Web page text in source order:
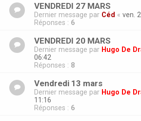
VENDREDI 27 MARS
Dernier message par Céd « ven.
Réponses : 6
VENDREDI 20 MARS
Dernier message par Hugo De
06:42
Réponses : 8
Vendredi 13 mars
Dernier message par Hugo De
11:16
Réponses : 6